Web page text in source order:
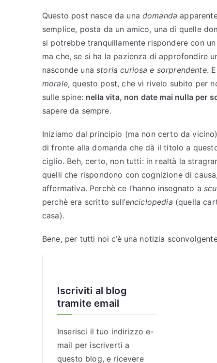
r
c
a
l
t
o
g
l
o
l
i
I
e
r
n
Questo post nasce da una domanda
semplice, posta da un amico, una di quelle
si potrebbe tranquillamente rispondere con
ma che, se si ha la pazienza di approfondire
nasconde unastoria curiosa e sorprendente.
morale, questo post, che vi rivelo subito per
sulle spine: nella vita, non date mai nulla per
sapere da sempre.
Iniziamo dal principio (ma non certo da
di fronte alla domanda che dà il titolo a
ciglio. Beh, certo, non tutti: in realtà la
quelli che rispondono con cognizione di
affermativa. Perchè ce l’hanno insegnato a
perchè era scritto sull’enciclopedia (quella
casa).
Bene, per tutti noi c’è una notizia
Iscriviti al blog
tramite email
Inserisci il tuo indirizzo e-
mail per iscriverti a
questo blog, e ricevere